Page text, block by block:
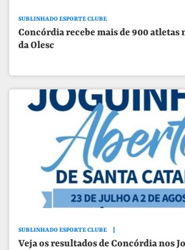
SUBLINHADO ESPORTE CLUBE
Concórdia recebe mais de 900 atletas
da Olesc
SUBLINHADO ESPORTE CLUBE
Veja os resultados de Concórdia nos